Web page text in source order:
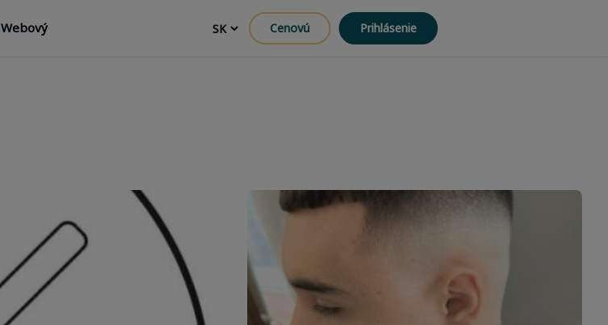
Webový Cenovú Prihlásenie